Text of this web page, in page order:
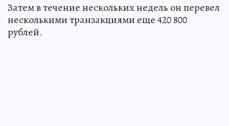
Затем в течение нескольких недель он перевел
несколькими транзакциями еще 420 800
рублей.